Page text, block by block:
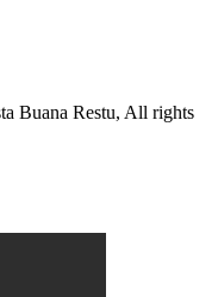
Buana Restu, All rights